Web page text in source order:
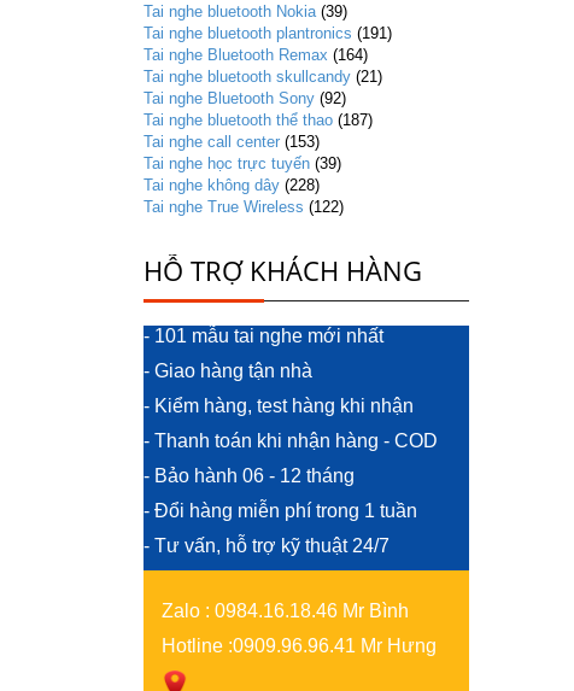
Tai nghe bluetooth Nokia (39)
Tai nghe bluetooth plantronics (191)
Tai nghe Bluetooth Remax (164)
Tai nghe bluetooth skullcandy (21)
Tai nghe Bluetooth Sony (92)
Tai nghe bluetooth thể thao (187)
Tai nghe call center (153)
Tai nghe học trực tuyến (39)
Tai nghe không dây (228)
Tai nghe True Wireless (122)
HỖ TRỢ KHÁCH HÀNG
- 101 mẫu tai nghe mới nhất
- Giao hàng tận nhà
- Kiểm hàng, test hàng khi nhận
- Thanh toán khi nhận hàng - COD
- Bảo hành 06 - 12 tháng
- Đổi hàng miễn phí trong 1 tuần
- Tư vấn, hỗ trợ kỹ thuật 24/7
Zalo : 0984.16.18.46 Mr Bình
Hotline :0909.96.96.41 Mr Hưng